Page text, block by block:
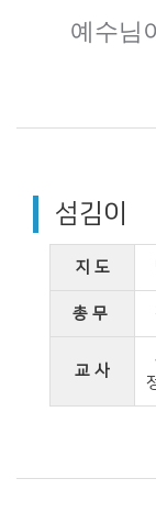
예수님
섬김이
지 도
총 무
교 사